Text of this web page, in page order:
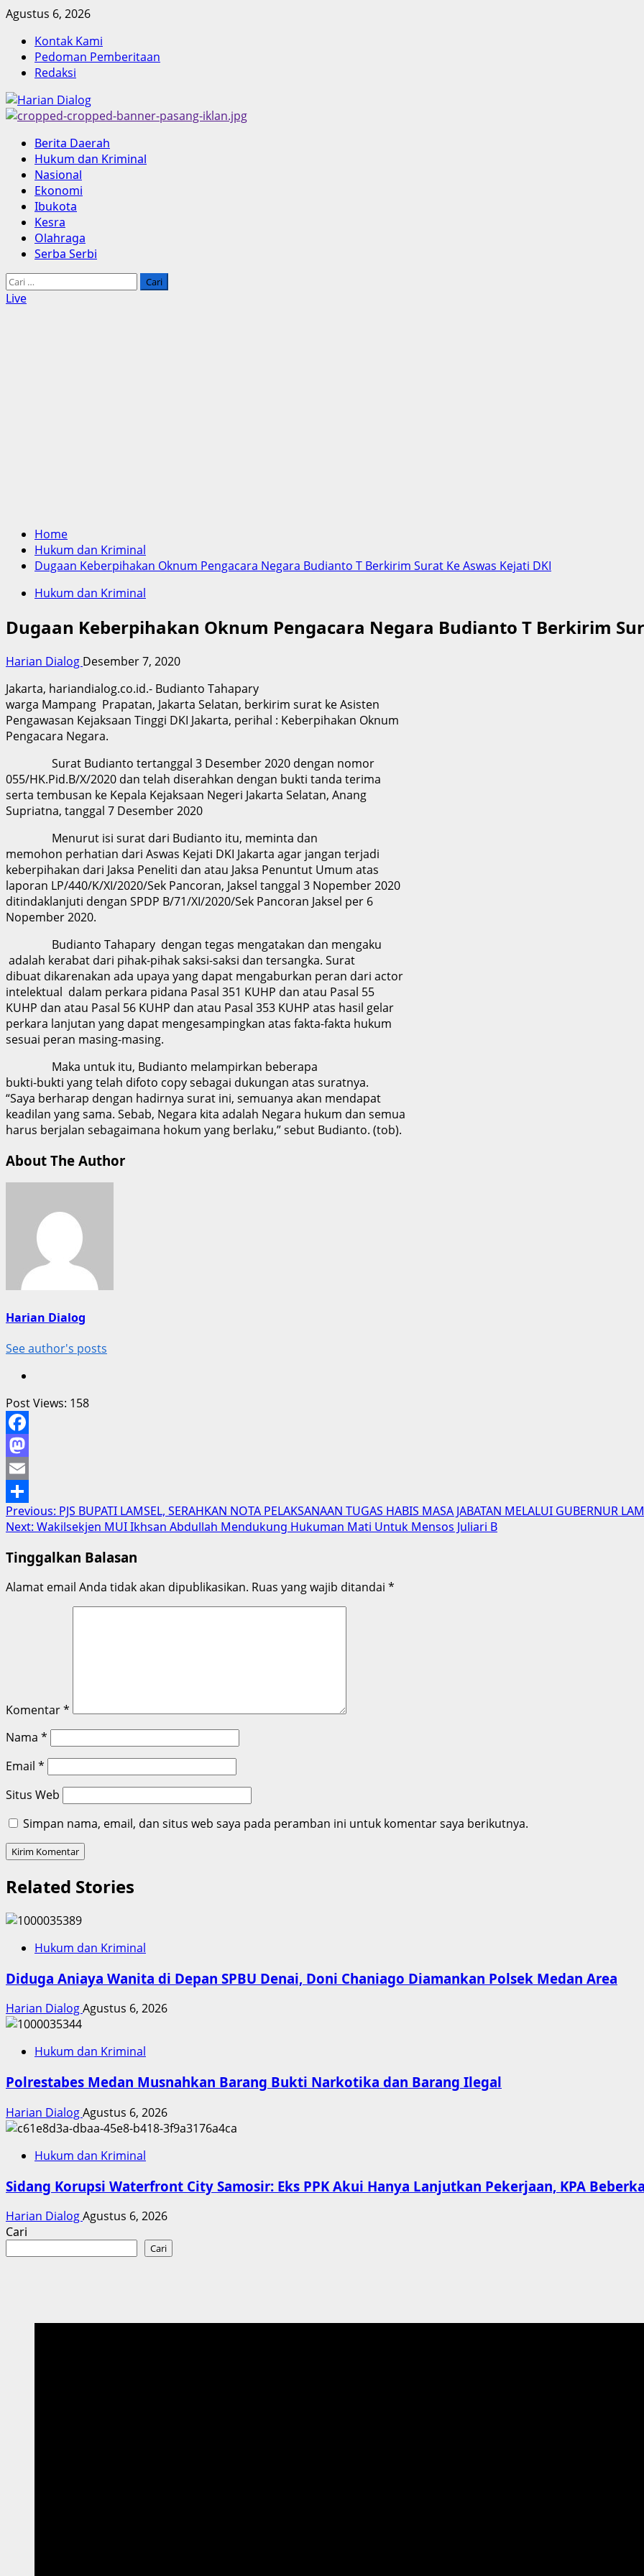
Skip
content
Agustus 6, 2026
Kontak Kami
Pedoman Pemberitaan
Redaksi
Primary
Menu
Berita Daerah
Hukum dan Kriminal
Nasional
Ekonomi
Ibukota
Kesra
Olahraga
Serba Serbi
Cari
untuk:
Live
Home
Hukum dan Kriminal
Dugaan Keberpihakan Oknum Pengacara Negara Budianto T Berkirim Surat Ke Aswas Kejati DKI
Hukum dan Kriminal
Dugaan Keberpihakan Oknum Pengacara Negara Budianto T Berkirim
Harian Dialog Desember 7, 2020
Jakarta, hariandialog.co.id.- Budianto Tahapary
warga Mampang Prapatan, Jakarta Selatan, berkirim surat ke Asisten
Pengawasan Kejaksaan Tinggi DKI Jakarta, perihal : Keberpihakan Oknum
Pengacara Negara.
Surat Budianto tertanggal 3 Desember 2020 dengan nomor
055/HK.Pid.B/X/2020 dan telah diserahkan dengan bukti tanda terima
serta tembusan ke Kepala Kejaksaan Negeri Jakarta Selatan, Anang
Supriatna, tanggal 7 Desember 2020
Menurut isi surat dari Budianto itu, meminta dan
memohon perhatian dari Aswas Kejati DKI Jakarta agar jangan terjadi
keberpihakan dari Jaksa Peneliti dan atau Jaksa Penuntut Umum atas
laporan LP/440/K/XI/2020/Sek Pancoran, Jaksel tanggal 3 Nopember 2020
ditindaklanjuti dengan SPDP B/71/XI/2020/Sek Pancoran Jaksel per 6
Nopember 2020.
Budianto Tahapary dengan tegas mengatakan dan mengaku
adalah kerabat dari pihak-pihak saksi-saksi dan tersangka. Surat
dibuat dikarenakan ada upaya yang dapat mengaburkan peran dari actor
intelektual dalam perkara pidana Pasal 351 KUHP dan atau Pasal 55
KUHP dan atau Pasal 56 KUHP dan atau Pasal 353 KUHP atas hasil gelar
perkara lanjutan yang dapat mengesampingkan atas fakta-fakta hukum
sesuai peran masing-masing.
Maka untuk itu, Budianto melampirkan beberapa
bukti-bukti yang telah difoto copy sebagai dukungan atas suratnya.
“Saya berharap dengan hadirnya surat ini, semuanya akan mendapat
keadilan yang sama. Sebab, Negara kita adalah Negara hukum dan semua
harus berjalan sebagaimana hokum yang berlaku,” sebut Budianto. (tob).
About The Author
Harian Dialog
See author's posts
Post Views: 158
Facebook
Mastodon
Email
Share
Post
navigation
Previous: PJS BUPATI LAMSEL, SERAHKAN NOTA PELAKSANAAN TUGAS HABIS MASA JABATAN MELALUI GUBERNUR
Next: Wakilsekjen MUI Ikhsan Abdullah Mendukung Hukuman Mati Untuk Mensos Juliari B
Tinggalkan Balasan
Alamat email Anda tidak akan dipublikasikan. Ruas yang wajib ditandai *
Komentar*
Nama *
Email *
Situs Web
Simpan nama, email, dan situs web saya pada peramban ini untuk komentar saya berikutnya.
Related Stories
Hukum dan Kriminal
Diduga Aniaya Wanita di Depan SPBU Denai, Doni Chaniago Diamankan Polsek Medan Area
Harian DialogAgustus 6, 2026
Hukum dan Kriminal
Polrestabes Medan Musnahkan Barang Bukti Narkotika dan Barang Ilegal
Harian DialogAgustus 6, 2026
Hukum dan Kriminal
Sidang Korupsi Waterfront City Samosir: Eks PPK Akui Hanya Lanjutkan Pekerjaan, KPA
Harian DialogAgustus 6, 2026
Cari
Cari